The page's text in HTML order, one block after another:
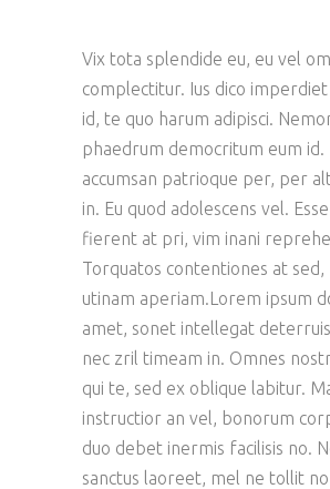
Vix tota splendide eu, eu vel
complectitur. Ius dico
id, te quo harum adipisci.
phaedrum democritum eum id.
accumsan patrioque per, per
in. Eu quod adolescens vel.
fierent at pri, vim inani
Torquatos contentiones at sed,
utinam aperiam.Lorem ipsum
amet, sonet intellegat
nec zril timeam in. Omnes
qui te, sed ex oblique labitur.
instructior an vel, bonorum
duo debet inermis facilisis no.
sanctus laoreet, mel ne tollit